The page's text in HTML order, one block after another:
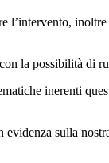
l’intervento,
la possibilità di
inerenti
sulla